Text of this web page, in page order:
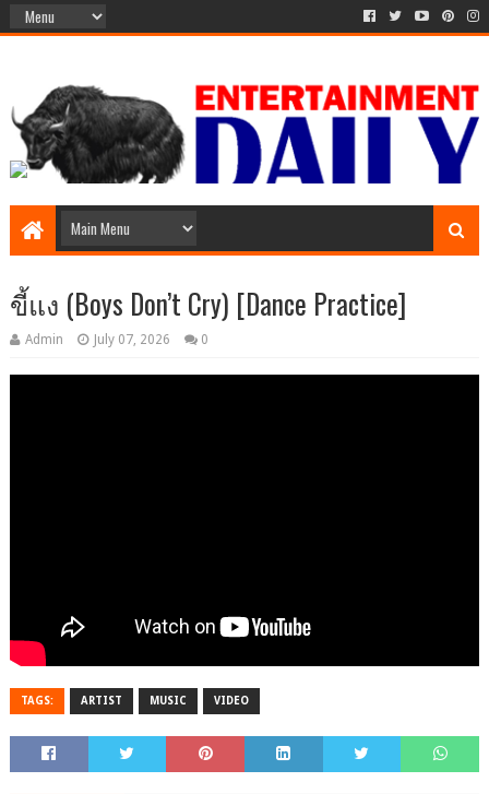
ขี้แง (Boys Don’t Cry) [Dance Practice]
Admin July 07, 2026 0
TAGS: ARTIST MUSIC VIDEO